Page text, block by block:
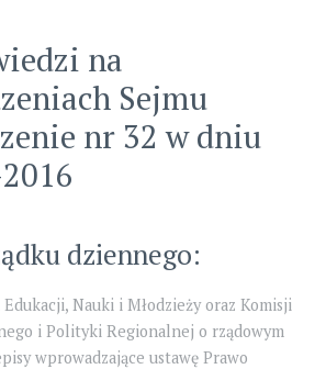
na
Sejmu
nr 32 w dniu
dziennego:
Nauki i Młodzieży oraz Komisji
i Polityki Regionalnej o rządowym
wprowadzające ustawę Prawo